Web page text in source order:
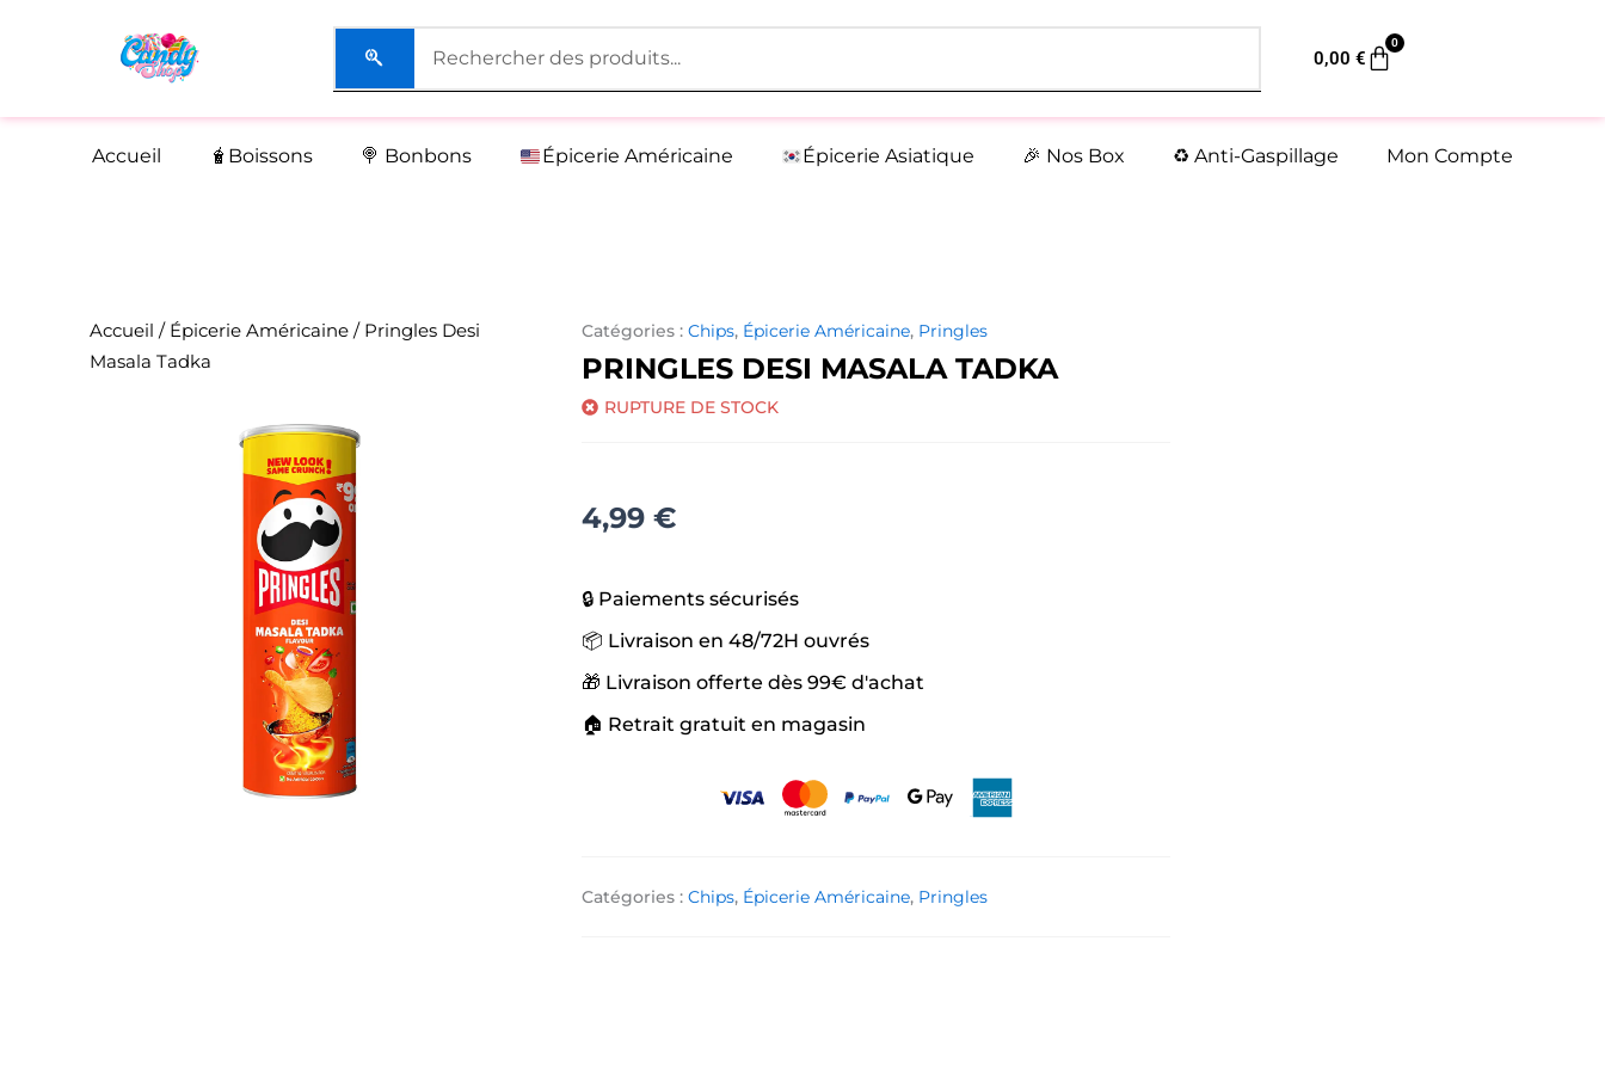
0,00€
0
Panier
Accueil 🧋Boissons 🍭 Bonbons Épicerie Américaine Épicerie Asiatique 🎉 Nos Box ♻️ Anti-Gaspillage Mon Compte
Accueil / Épicerie Américaine / Pringles Desi
Masala Tadka
Catégories : Chips, Épicerie Américaine, Pringles
PRINGLES DESI MASALA TADKA
RUPTURE DE STOCK
4,99 €
🔒 Paiements sécurisés
📦 Livraison en 48/72H ouvrés
🎁 Livraison offerte dès 99€ d'achat
🏠 Retrait gratuit en magasin
Catégories : Chips, Épicerie Américaine, Pringles